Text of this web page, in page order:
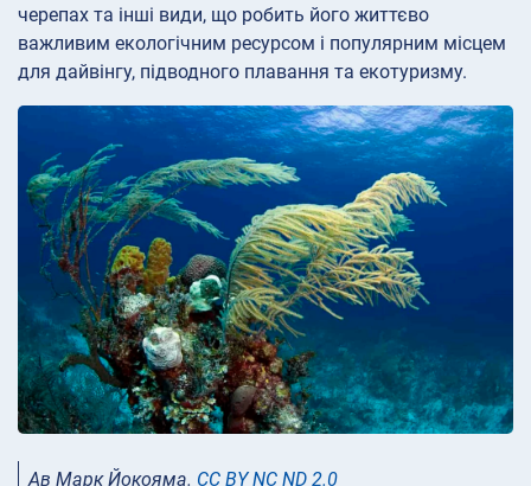
черепах та інші види, що робить його життєво
важливим екологічним ресурсом і популярним місцем
для дайвінгу, підводного плавання та екотуризму.
Ав Марк Йокояма. CC BY NC ND 2.0